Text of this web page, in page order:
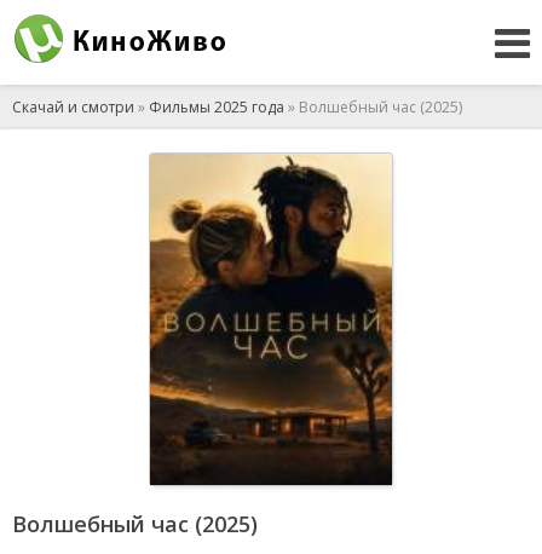
Скачай и смотри » Фильмы 2025 года » Волшебный час (2025)
Волшебный час (2025)